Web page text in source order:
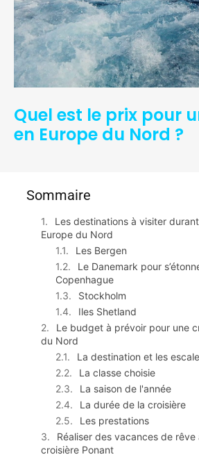
Quel est le prix pour
en Europe du Nord ?
Sommaire
Les destinations à visiter
Europe du Nord
Les Bergen
Le Danemark pour
Copenhague
Stockholm
Iles Shetland
Le budget à prévoir pour une
du Nord
La destination et les
La classe choisie
La saison de l'année
La durée de la croisière
Les prestations
Réaliser des vacances de rêve
croisière Ponant